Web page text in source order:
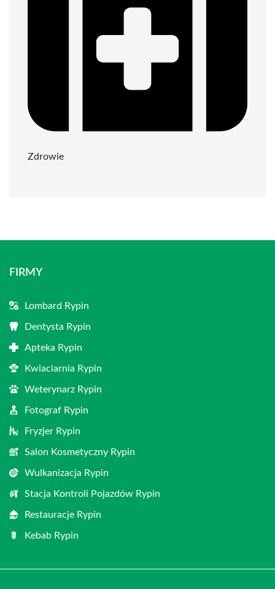
Zdrowie
FIRMY
Lombard Rypin
Dentysta Rypin
Apteka Rypin
Kwiaciarnia Rypin
Weterynarz Rypin
Fotograf Rypin
Fryzjer Rypin
Salon Kosmetyczny Rypin
Wulkanizacja Rypin
Stacja Kontroli Pojazdów Rypin
Restauracje Rypin
Kebab Rypin